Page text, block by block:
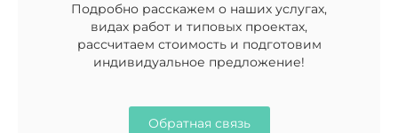
Подробно расскажем о наших услугах,
видах работ и типовых проектах,
рассчитаем стоимость и подготовим
индивидуальное предложение!
Обратная связь